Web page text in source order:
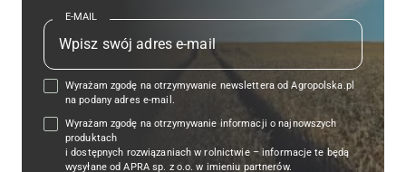
E-MAIL
Wyrażam zgodę na otrzymywanie newslettera od Agropolska.pl
na podany adres e-mail.
Wyrażam zgodę na otrzymywanie informacji o najnowszych
produktach
i dostępnych rozwiązaniach w rolnictwie – informacje te będą
wysyłane od APRA sp. z o.o. w imieniu partnerów.